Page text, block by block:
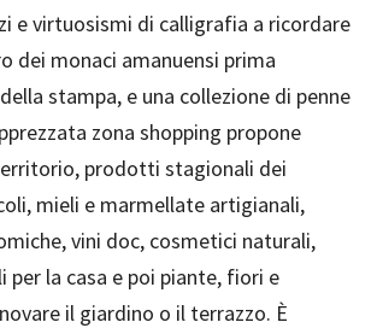
e virtuosismi di calligrafia a ricordare
dei monaci amanuensi prima
stampa, e una collezione di penne
zona shopping propone
prodotti stagionali dei
mieli e marmellate artigianali,
vini doc, cosmetici naturali,
per la casa e poi piante, fiori e
il giardino o il terrazzo. È